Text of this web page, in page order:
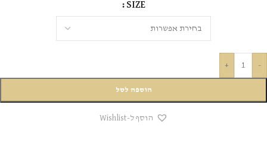
SIZE
-
+
הוספה לסל
הוסף ל-Wishlist